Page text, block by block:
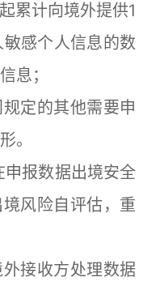
计向境外提供1
感个人信息的数
息；
定的其他需要申
。
申报数据出境安全
风险自评估，重
接收方处理数据